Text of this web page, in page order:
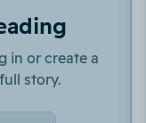
in or create a
story.